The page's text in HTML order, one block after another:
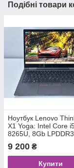
Подібні товари
Ноутбук Lenovo
X1 Yoga: Intel Core
8265U, 8Gb LPDDR3,
9 200 ₴
Купити